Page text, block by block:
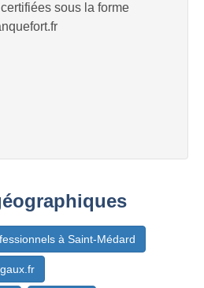
sous la forme
à Saint-Médard